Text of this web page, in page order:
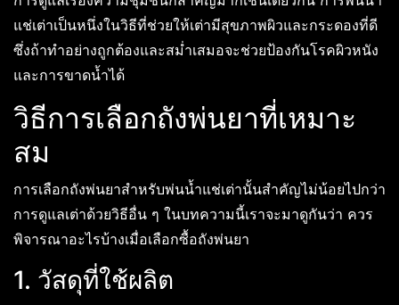
แช่เต่าเป็นหนึ่งในวิธีที่ช่วยให้เต่ามีสุขภาพผิวและกระดองที่ดี
ซึ่งถ้าทำอย่างถูกต้องและสม่ำเสมอจะช่วยป้องกันโรคผิวหนัง
และการขาดน้ำได้
วิธีการเลือกถังพ่นยาที่เหมาะ
สม
การเลือกถังพ่นยาสำหรับพ่นน้ำแช่เต่านั้นสำคัญไม่น้อยไปกว่า
การดูแลเต่าด้วยวิธีอื่น ๆ ในบทความนี้เราจะมาดูกันว่า ควร
พิจารณาอะไรบ้างเมื่อเลือกซื้อถังพ่นยา
1. วัสดุที่ใช้ผลิต